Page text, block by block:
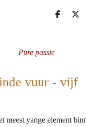
D
D
Pure passie
vuur - vijf
meest yange element